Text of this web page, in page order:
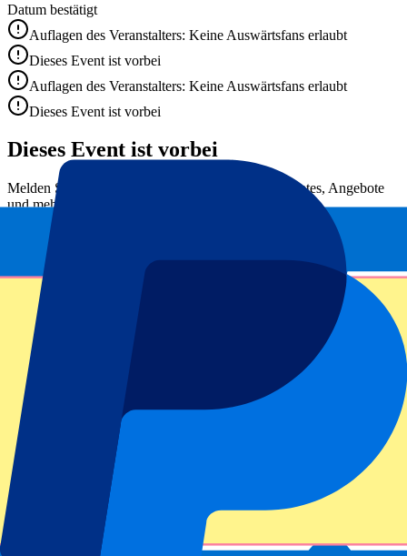
Datum bestätigt
Auflagen des Veranstalters: Keine Auswärtsfans erlaubt
Dieses Event ist vorbei
Auflagen des Veranstalters: Keine Auswärtsfans erlaubt
Dieses Event ist vorbei
Dieses Event ist vorbei
Melden Sie sich an und erhalten Sie exklusive Updates, Angebote
und mehr!
abschicken
Ihre Angaben werden gemäß unserer verarbeitet.
Vielen Dank, dass Sie uns das Formular geschickt haben!
Event Information
Über FC Internazionale Milano vs US Cremonese
Liga
Serie A 2025-2026
FC Internazionale Milano vs US Cremonese